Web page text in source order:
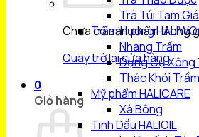
Chưa có sản phẩm trong
Quay trở lại cửa hàng
0
Giỏ hàng
Trà Túi Tam
Trầm Hương
Nhang Trầm
Dụng Cụ Xông
Thác Khói
Mỹ phẩm HALICARE
Xà Bông
Tinh Dầu HALIOIL